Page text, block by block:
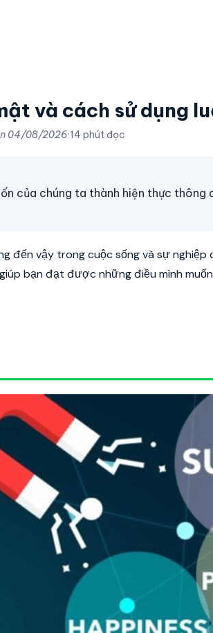
và cách sử dụng
04/08/2026·14 phút đọc
của chúng ta thành hiện thực thông
đến vậy trong cuộc sống và sự nghiệp
bạn đạt được những điều mình